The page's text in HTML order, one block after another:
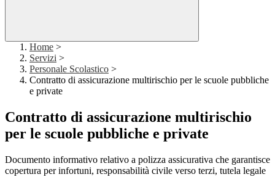
Home >
Servizi >
Personale Scolastico >
Contratto di assicurazione multirischio per le scuole pubbliche
e private
Contratto di assicurazione multirischio
per le scuole pubbliche e private
Documento informativo relativo a polizza assicurativa che garantisce
copertura per infortuni, responsabilità civile verso terzi, tutela legale